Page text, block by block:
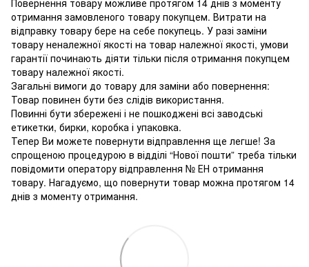
Повернення товару можливе протягом 14 днів з моменту
отримання замовленого товару покупцем. Витрати на
відправку товару бере на себе покупець. У разі заміни
товару неналежної якості на товар належної якості, умови
гарантії починають діяти тільки після отримання покупцем
товару належної якості.
Загальні вимоги до товару для заміни або повернення:
Товар повинен бути без слідів використання.
Повинні бути збережені і не пошкоджені всі заводські
етикетки, бирки, коробка і упаковка.
Тепер Ви можете повернути відправлення ще легше! За
спрощеною процедурою в відділі “Нової пошти” треба тільки
повідомити оператору відправлення № ЕН отримання
товару. Нагадуємо, що повернути товар можна протягом 14
днів з моменту отримання.